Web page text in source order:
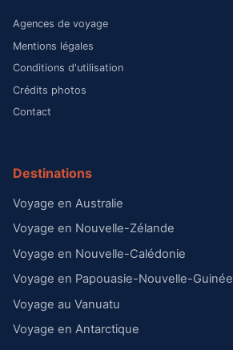
Agences de voyage
Mentions légales
Conditions d'utilisation
Crédits photos
Contact
Destinations
Voyage en Australie
Voyage en Nouvelle-Zélande
Voyage en Nouvelle-Calédonie
Voyage en Papouasie-Nouvelle-Guinée
Voyage au Vanuatu
Voyage en Antarctique